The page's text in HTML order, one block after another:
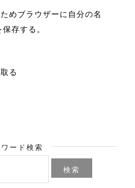
めブラウザーに自分の名
存する。
る
ワード検索